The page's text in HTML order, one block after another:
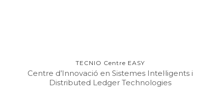
TECNIO Centre EASY
Centre d’Innovació en Sistemes Intel·ligents i
Distributed Ledger Technologies